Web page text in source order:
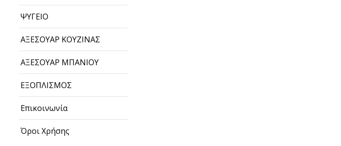
ΨΥΓΕΙΟ
ΑΞΕΣΟΥΑΡ ΚΟΥΖΙΝΑΣ
ΑΞΕΣΟΥΑΡ ΜΠΑΝΙΟΥ
ΕΞΟΠΛΙΣΜΟΣ
Επικοινωνία
Όροι Χρήσης